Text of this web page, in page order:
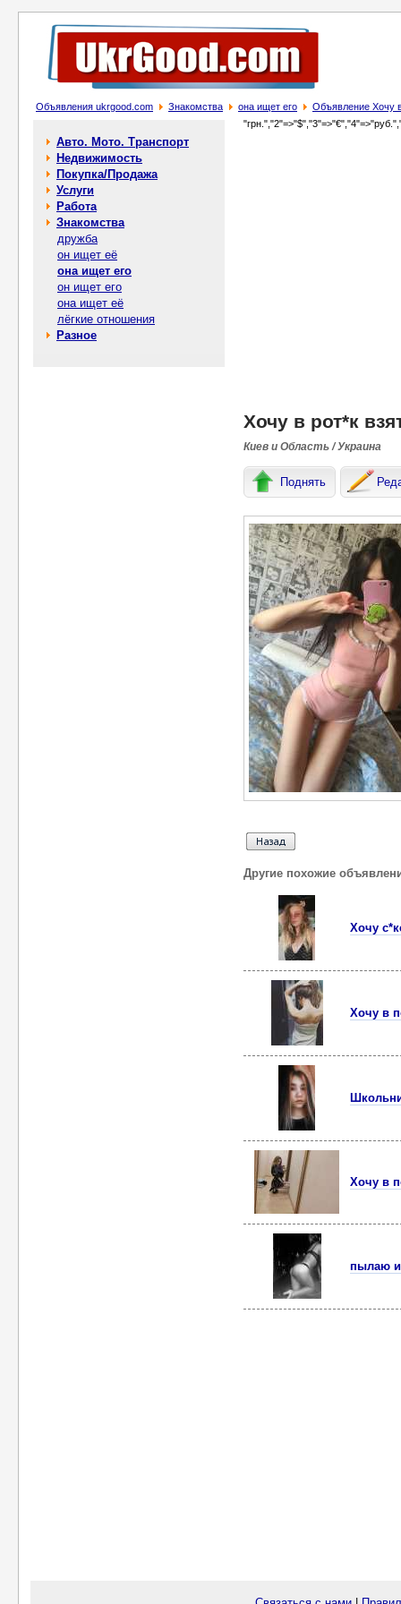
Объявления ukrgood.com Знакомства она ищет его Объявление Хочу
Авто. Мото. Транспорт
Недвижимость
Покупка/Продажа
Услуги
Работа
Знакомства
дружба
он ищет её
она ищет его
он ищет его
она ищет её
лёгкие отношения
Разное
Хочу в рот*к
Киев и Область / Украина
Поднять
Другие похожие
Хочу
Хочу в
Хочу в
пылаю и